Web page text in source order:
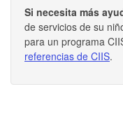
Si necesita más
de servicios de su
para un programa
referencias de CIIS.